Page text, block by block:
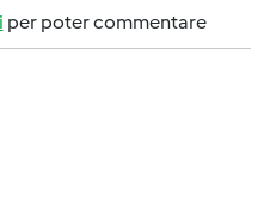
per poter commentare